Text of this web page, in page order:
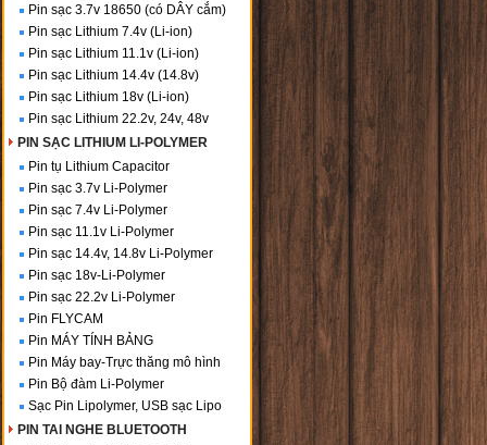
Pin sạc 3.7v 18650 (có DÂY cắm)
Pin sạc Lithium 7.4v (Li-ion)
Pin sạc Lithium 11.1v (Li-ion)
Pin sạc Lithium 14.4v (14.8v)
Pin sạc Lithium 18v (Li-ion)
Pin sạc Lithium 22.2v, 24v, 48v
PIN SẠC LITHIUM LI-POLYMER
Pin tụ Lithium Capacitor
Pin sạc 3.7v Li-Polymer
Pin sạc 7.4v Li-Polymer
Pin sạc 11.1v Li-Polymer
Pin sạc 14.4v, 14.8v Li-Polymer
Pin sạc 18v-Li-Polymer
Pin sạc 22.2v Li-Polymer
Pin FLYCAM
Pin MÁY TÍNH BẢNG
Pin Máy bay-Trực thăng mô hình
Pin Bộ đàm Li-Polymer
Sạc Pin Lipolymer, USB sạc Lipo
PIN TAI NGHE BLUETOOTH